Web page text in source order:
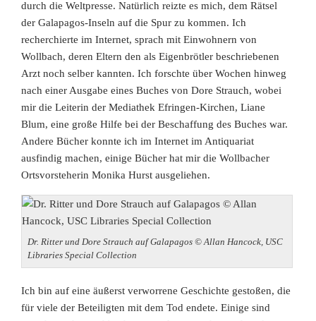
durch die Weltpresse. Natürlich reizte es mich, dem Rätsel
der Galapagos-Inseln auf die Spur zu kommen. Ich
recherchierte im Internet, sprach mit Einwohnern von
Wollbach, deren Eltern den als Eigenbrötler beschriebenen
Arzt noch selber kannten. Ich forschte über Wochen hinweg
nach einer Ausgabe eines Buches von Dore Strauch, wobei
mir die Leiterin der Mediathek Efringen-Kirchen, Liane
Blum, eine große Hilfe bei der Beschaffung des Buches war.
Andere Bücher konnte ich im Internet im Antiquariat
ausfindig machen, einige Bücher hat mir die Wollbacher
Ortsvorsteherin Monika Hurst ausgeliehen.
Dr. Ritter und Dore Strauch auf Galapagos © Allan Hancock, USC
Libraries Special Collection
Ich bin auf eine äußerst verworrene Geschichte gestoßen, die
für viele der Beteiligten mit dem Tod endete. Einige sind